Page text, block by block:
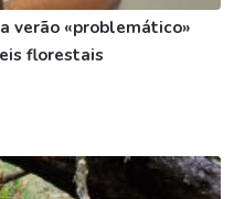
verão «problemático»
florestais